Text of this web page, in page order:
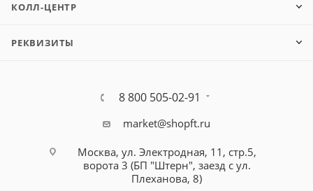
КОЛЛ-ЦЕНТР
РЕКВИЗИТЫ
8 800 505-02-91
market@shopft.ru
Москва, ул. Электродная, 11, стр.5,
ворота 3 (БП "Штерн", заезд с ул.
Плеханова, 8)